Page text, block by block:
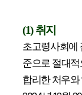
(1)취지
초고령사회에
준으로 절대
합리한 처우